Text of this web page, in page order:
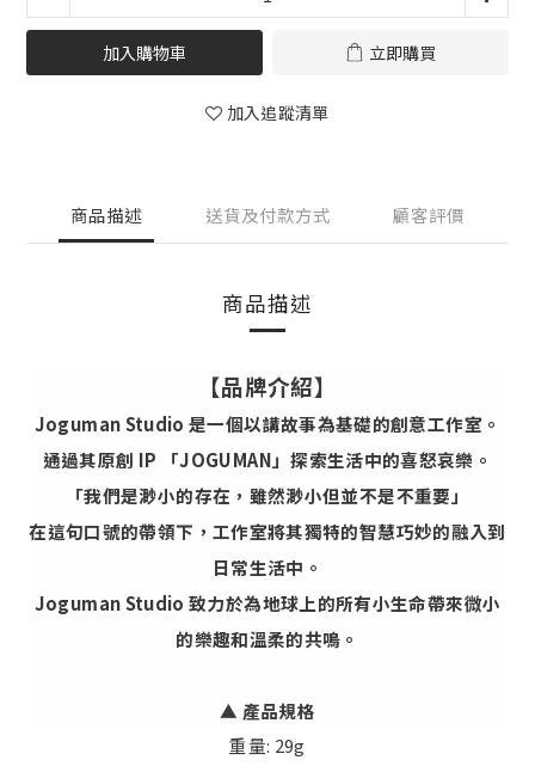
加入購物車 立即購買
加入追蹤清單
商品描述 送貨及付款方式 顧客評價
商品描述
【品牌介紹】
Joguman Studio 是一個以講故事為基礎的創意工作室。
通過其原創 IP 「JOGUMAN」探索生活中的喜怒哀樂。
「我們是渺小的存在，雖然渺小但並不是不重要」
在這句口號的帶領下，工作室將其獨特的智慧巧妙的融入到
日常生活中。
Joguman Studio 致力於為地球上的所有小生命帶來微小
的樂趣和溫柔的共鳴。
▲ 產品規格
重量: 29g